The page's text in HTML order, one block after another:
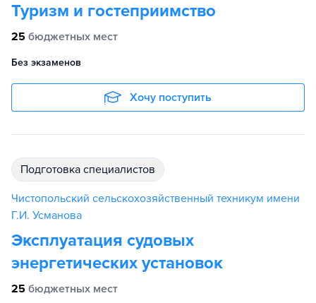
Туризм и гостеприимство
25 бюджетных мест
Без экзаменов
Хочу поступить
подготовка специалистов
Чистопольский сельскохозяйственный техникум имени
Г.И. Усманова
Эксплуатация судовых
энергетических установок
25 бюджетных мест